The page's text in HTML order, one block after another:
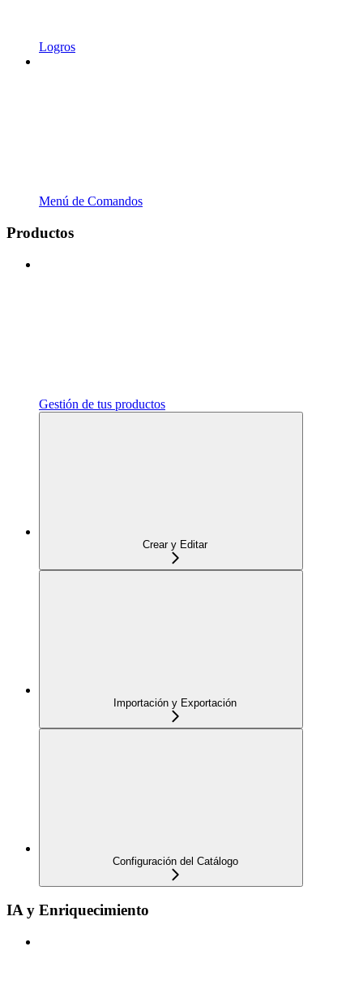
Logros
Menú de Comandos
Productos
Gestión de tus productos
Crear y Editar
Importación y Exportación
Configuración del Catálogo
IA y Enriquecimiento